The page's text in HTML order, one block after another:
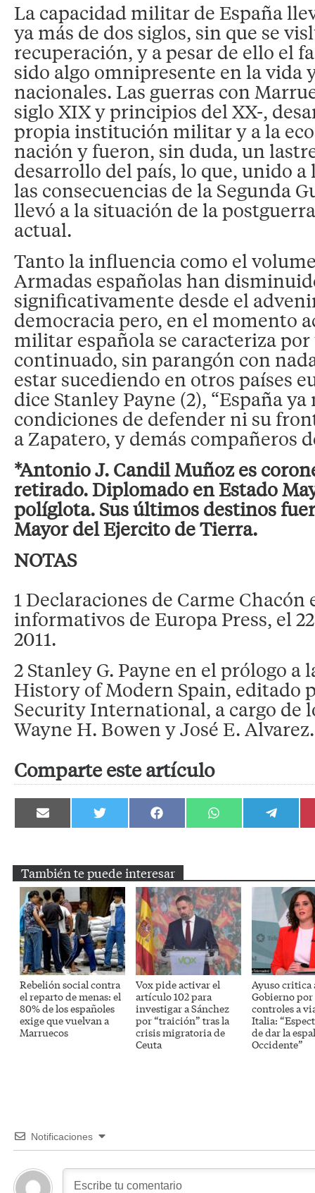
La capacidad militar de España
ya más de dos siglos, sin que se
recuperación, y a pesar de ello el
sido algo omnipresente en la vida
nacionales. Las guerras con
siglo XIX y principios del XX-,
propia institución militar y a la
nación y fueron, sin duda, un
desarrollo del país, lo que, unido a
las consecuencias de la Segunda
llevó a la situación de la
actual.
Tanto la influencia como el
Armadas españolas han
significativamente desde el
democracia pero, en el momento
militar española se caracteriza
continuado, sin parangón con
estar sucediendo en otros países
dice Stanley Payne (2), “España ya
condiciones de defender ni su
a Zapatero, y demás compañeros
*Antonio J. Candil Muñoz es
retirado. Diplomado en Estado
políglota. Sus últimos destinos
Mayor del Ejercito de Tierra.
NOTAS
1 Declaraciones de Carme Chacón
informativos de Europa Press, el
2011.
2 Stanley G. Payne en el prólogo
History of Modern Spain, editado
Security International, a cargo de
Wayne H. Bowen y José E. Alvarez.
Comparte este artículo
Compartir
en
Compartir
en
Compartir
en
Compartir
en
Compartir
en
También te puede interesar
Rebelión social contra
el reparto de menas: el
80% de los españoles
exige que vuelvan a
Marruecos
Vox pide activar el
artículo 102 para
investigar a Sánchez
por “traición” tras la
crisis migratoria de
Ceuta
Ayuso critica
Gobierno por
controles a
Italia:
de dar la
Occidente”
Notificaciones